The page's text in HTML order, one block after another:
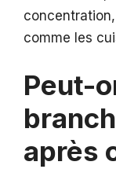
comme les
Peut-
après